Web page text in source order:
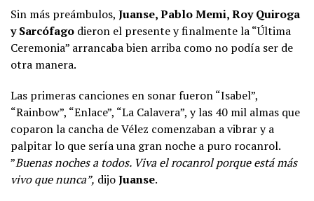
Sin más preámbulos, Juanse, Pablo Memi, Roy Quiroga
y Sarcófago dieron el presente y finalmente la “Última
Ceremonia” arrancaba bien arriba como no podía ser de
otra manera.
Las primeras canciones en sonar fueron “Isabel”,
“Rainbow”, “Enlace”, “La Calavera”, y las 40 mil almas que
coparon la cancha de Vélez comenzaban a vibrar y a
palpitar lo que sería una gran noche a puro rocanrol.
”Buenas noches a todos. Viva el rocanrol porque está más
vivo que nunca”, dijoJuanse.